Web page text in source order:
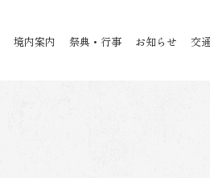
境内案内 祭典・行事 お知らせ 交